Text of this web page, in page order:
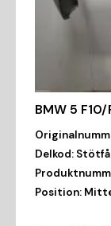
BMW 5
Delkod:
Position: